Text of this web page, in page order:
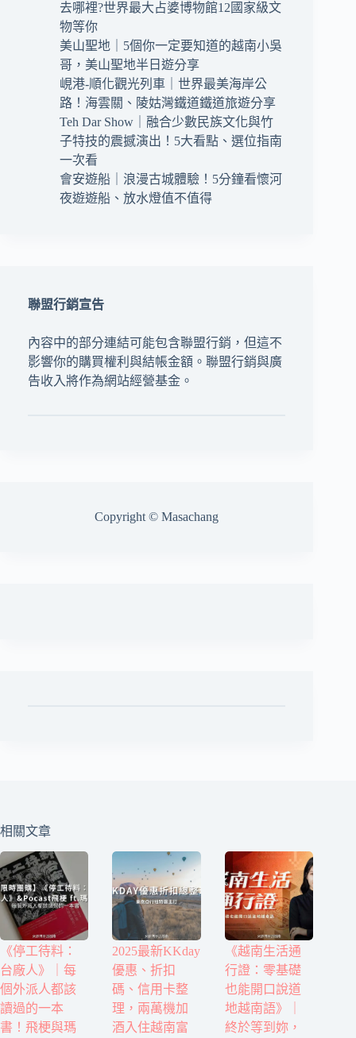
去哪裡?世界最大占婆博物館12國家級文
物等你
美山聖地｜5個你一定要知道的越南小吳
哥，美山聖地半日遊分享
峴港-順化觀光列車｜世界最美海岸公
路！海雲關、陵姑灣鐵道鐵道旅遊分享
Teh Dar Show｜融合少數民族文化與竹
子特技的震撼演出！5大看點、選位指南
一次看
會安遊船｜浪漫古城體驗！5分鐘看懷河
夜遊遊船、放水燈值不值得
聯盟行銷宣告
內容中的部分連結可能包含聯盟行銷，但這不
影響你的購買權利與結帳金額。聯盟行銷與廣
告收入將作為網站經營基金。
Copyright © Masachang
相關文章
《停工待料：
台廠人》｜每
個外派人都該
讀過的一本
書！飛梗與瑪
2025最新KKday
優惠、折扣
碼、信用卡整
理，兩萬機加
酒入住越南富
《越南生活通
行證：零基礎
也能開口說道
地越南語》｜
終於等到妳，